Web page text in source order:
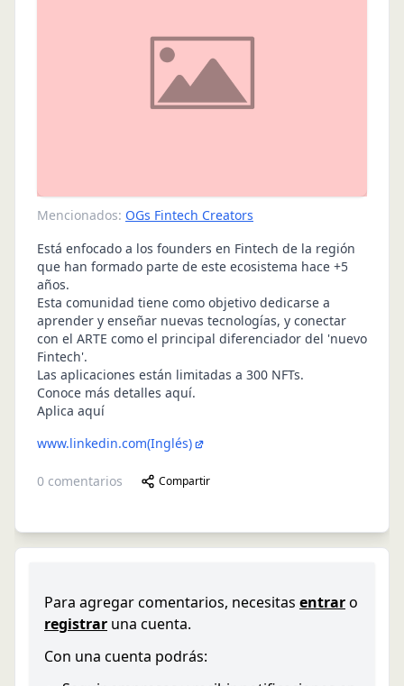
Mencionados: OGs Fintech Creators
Está enfocado a los founders en Fintech de la región
que han formado parte de este ecosistema hace +5
años.
Esta comunidad tiene como objetivo dedicarse a
aprender y enseñar nuevas tecnologías, y conectar
con el ARTE como el principal diferenciador del 'nuevo
Fintech'.
Las aplicaciones están limitadas a 300 NFTs.
Conoce más detalles aquí.
Aplica aquí
www.linkedin.com(Inglés)
0 comentarios Compartir
Para agregar comentarios, necesitas entraro
registrar una cuenta.
Con una cuenta podrás: